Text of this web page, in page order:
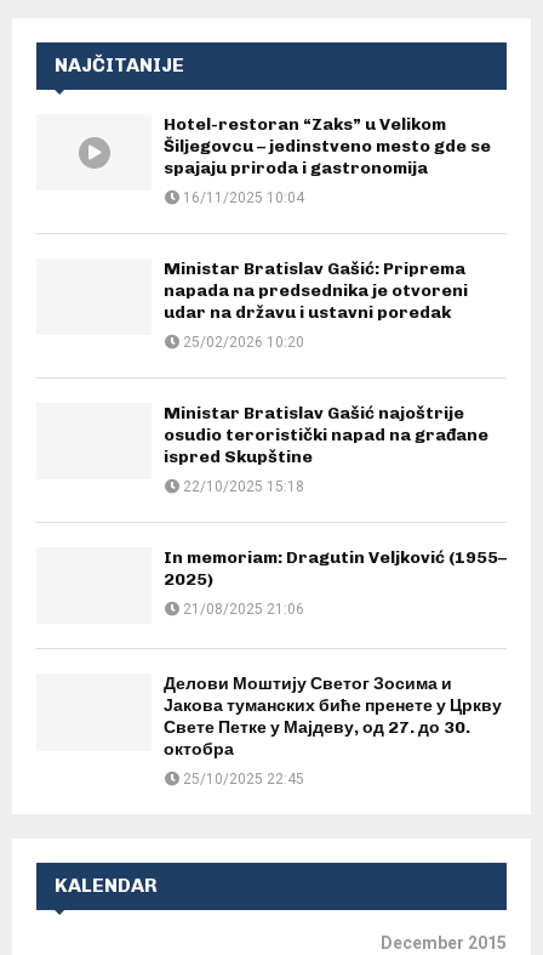
NAJČITANIJE
Hotel-restoran “Zaks” u Velikom
Šiljegovcu – jedinstveno mesto gde se
spajaju priroda i gastronomija
16/11/2025 10:04
Ministar Bratislav Gašić: Priprema
napada na predsednika je otvoreni
udar na državu i ustavni poredak
25/02/2026 10:20
Ministar Bratislav Gašić najoštrije
osudio teroristički napad na građane
ispred Skupštine
22/10/2025 15:18
In memoriam: Dragutin Veljković (1955–
2025)
21/08/2025 21:06
Делови Моштију Светог Зосима и
Јакова туманских биће пренете у Цркву
Свете Петке у Мајдеву, од 27. до 30.
октобра
25/10/2025 22:45
KALENDAR
December 2015